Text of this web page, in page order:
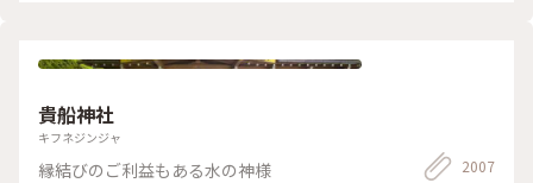
香りのミルクチョコやルビーチョコを使用し、 一枚ずつ違う
桜 #桜スイーツ #和スイーツ #チョコレート #お取り寄せ #手み
やげ #おみやげ
貴船神社
キフネジンジャ
縁結びのご利益もある水の神様 2007